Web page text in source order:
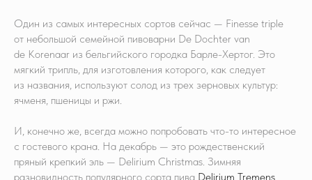
Один из самых интересных сортов сейчас — Finesse triple
от небольшой семейной пивоварни De Dochter van
de Korenaar из бельгийского городка Барле-Хертог. Это
мягкий трипль, для изготовления которого, как следует
из названия, используют солод из трех зерновых культур:
ячменя, пшеницы и ржи.
И, конечно же, всегда можно попробовать что-то интересное
с гостевого крана. На декабрь — это рождественский
пряный крепкий эль — Delirium Christmas. Зимняя
разновидность популярного сорта пива Delirium Tremens